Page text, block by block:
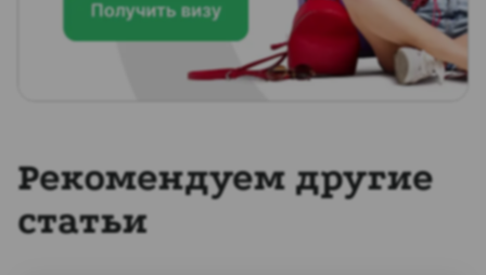
Рекомендуем другие
статьи